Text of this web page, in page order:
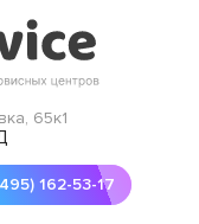
65к1
162-53-17